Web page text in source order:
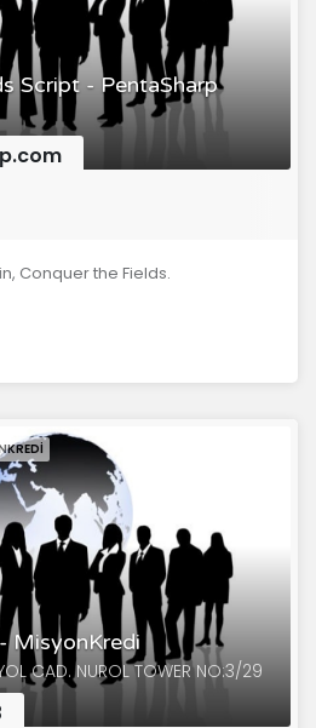
Script - PentaSharp
Conquer the Fields.
- MisyonKredi
CAD. NUROL TOWER NO:3/29